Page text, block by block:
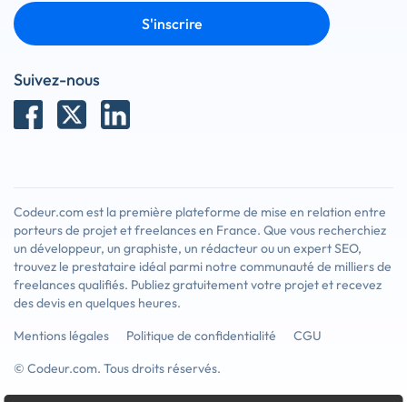
S'inscrire
Suivez-nous
Codeur.com est la première plateforme de mise en relation entre
porteurs de projet et freelances en France. Que vous recherchiez
un développeur, un graphiste, un rédacteur ou un expert SEO,
trouvez le prestataire idéal parmi notre communauté de milliers de
freelances qualifiés. Publiez gratuitement votre projet et recevez
des devis en quelques heures.
Mentions légales
Politique de confidentialité
CGU
© Codeur.com. Tous droits réservés.